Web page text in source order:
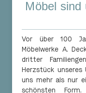
Möbel sind
Vor über 100
Möbelwerke A.
dritter
Herzstück unseres
uns mehr als nur
schönsten